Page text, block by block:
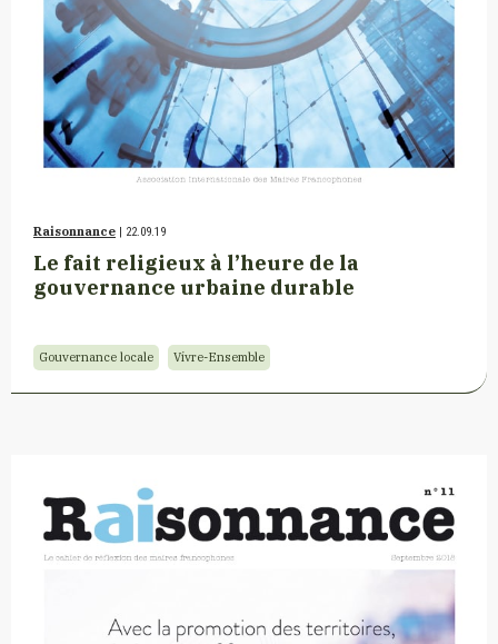
Raisonnance | 22.09.19
Le fait religieux à l’heure de la
gouvernance urbaine durable
Gouvernance locale Vivre-Ensemble